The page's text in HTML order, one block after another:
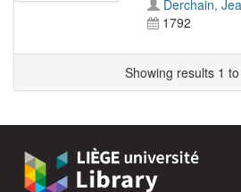
Derchain,
1792
Showing results 1